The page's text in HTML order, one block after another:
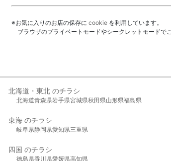
※お気に入りのお店の保存に cookie を利用しています。
ブラウザのプライベートモードやシークレットモードで
北海道・東北 のチラシ
北海道青森県岩手県宮城県秋田県山形県福島県
東海 のチラシ
岐阜県静岡県愛知県三重県
四国 のチラシ
徳島県香川県愛媛県高知県